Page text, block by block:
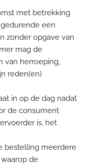
met betrekking
een
zonder opgave van
mag de
van herroeping,
reden(en)
in op de dag nadat
de consument
is, het
bestelling meerdere
de